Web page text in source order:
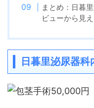
まとめ：日暮
ビューから見
日暮里泌尿器